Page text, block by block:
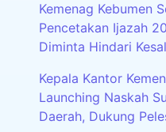
Kemenag Kebumen
Pencetakan Ijazah
Diminta Hindari
Kepala Kantor
Launching Naskah
Daerah, Dukung